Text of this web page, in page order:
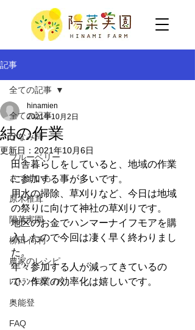
記事
全ての記事
ひなみ柿
ブルーベリー
さつまいも
原木椎茸
陽菜実園
柳田 尚利
農家のレシピ
ﾚｽﾄﾗﾝ＆ﾒﾃﾞｨｱ
奥能登
FAQ
全ての記事
結の作業
hinamien
2021年10月2日
更新日： 2021年10月6日
田舎暮らしをしていると、地域の作業
に参加する事が多いです。
用水の掃除、草刈りなど、今日は地域
の祭りに向けて神社の草刈りです。
地区のお金でハンマーナイフモアを購
入したので今回は凄く早く終わりまし
た。
年々参加する人が減ってきているの
で、作業の効率化は嬉しいです。